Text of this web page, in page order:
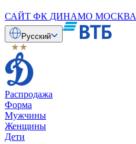
САЙТ ФК ДИНАМО МОСКВА
Русский
Распродажа
Форма
Мужчины
Женщины
Дети